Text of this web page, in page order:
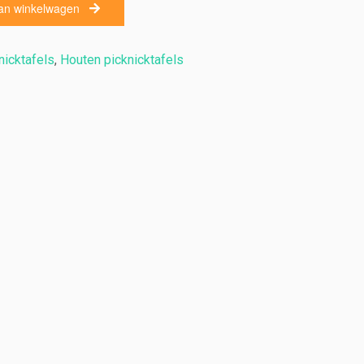
winkelwagen
, Houten picknicktafels